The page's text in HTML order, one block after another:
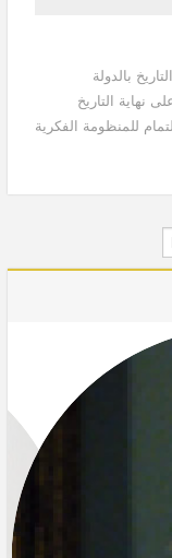
بالدولة
نهاية التاريخ
للمنظومة الفكرية